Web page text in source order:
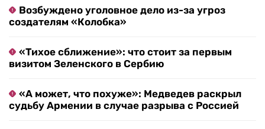
Возбуждено уголовное дело из-за угроз
создателям «Колобка»
«Тихое сближение»: что стоит за первым
визитом Зеленского в Сербию
«А может, что похуже»: Медведев раскрыл
судьбу Армении в случае разрыва с Россией